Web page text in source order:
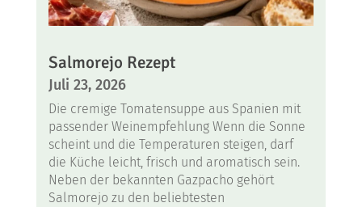
Salmorejo Rezept
Juli 23, 2026
Die cremige Tomatensuppe aus Spanien mit
passender Weinempfehlung Wenn die Sonne
scheint und die Temperaturen steigen, darf
die Küche leicht, frisch und aromatisch sein.
Neben der bekannten Gazpacho gehört
Salmorejo zu den beliebtesten